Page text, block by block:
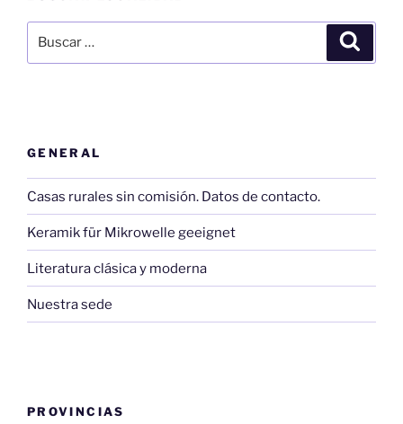
por:
GENERAL
Casas rurales sin comisión. Datos de contacto.
Keramik für Mikrowelle geeignet
Literatura clásica y moderna
Nuestra sede
PROVINCIAS